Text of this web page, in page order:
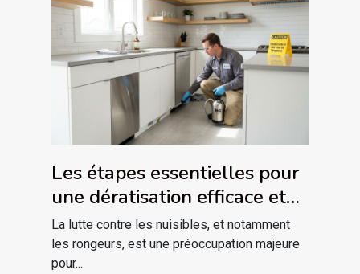
Les étapes essentielles pour
une dératisation efficace et
sécurisée
La lutte contre les nuisibles, et notamment
les rongeurs, est une préoccupation majeure
pour...